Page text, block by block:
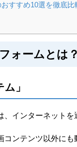
すすめ10選を徹底比
ォームとは
」
インターネット
コンテンツ以外に